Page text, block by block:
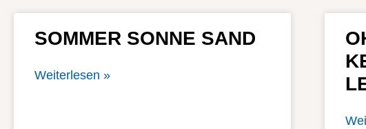
SOMMER SONNE SAND
Weiterlesen »